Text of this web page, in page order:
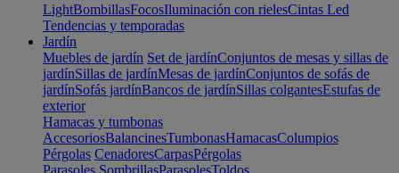
LightBombillasFocosIluminación con rielesCintas Led
Tendencias y temporadas
Jardín
Muebles de jardín Set de jardínConjuntos de mesas y sillas de
jardínSillas de jardínMesas de jardínConjuntos de sofás de
jardínSofás jardínBancos de jardínSillas colgantesEstufas de
exterior
Hamacas y tumbonas
AccesoriosBalancinesTumbonasHamacasColumpios
Pérgolas CenadoresCarpasPérgolas
Parasoles SombrillasParasolesToldos